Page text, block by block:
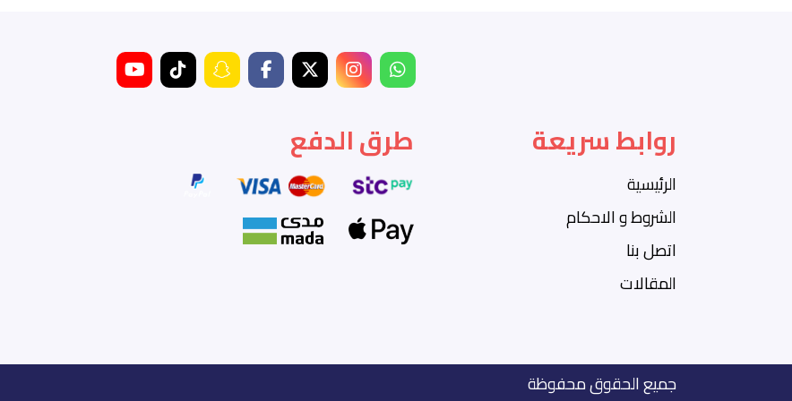
روابط سريعة
الرئيسية
الشروط و الاحكام
اتصل بنا
المقالات
طرق الدفع
جميع الحقوق محفوظة